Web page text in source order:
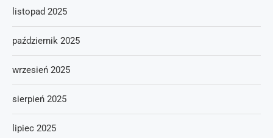
listopad 2025
październik 2025
wrzesień 2025
sierpień 2025
lipiec 2025